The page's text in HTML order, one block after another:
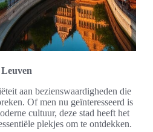
aan bezienswaardigheden die
Of men nu geïnteresseerd is
cultuur, deze stad heeft het
plekjes om te ontdekken.